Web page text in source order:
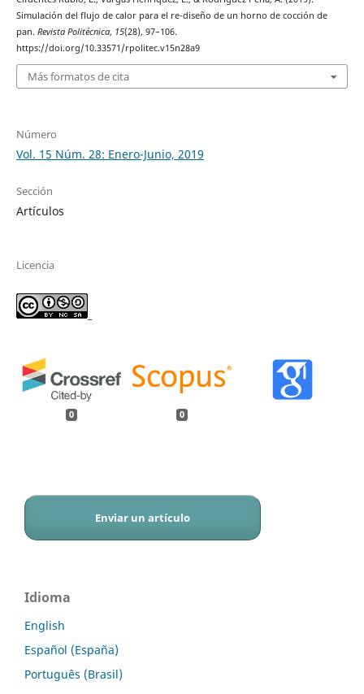
Simulación del flujo de calor para el re-diseño de un horno de cocción de
pan. Revista Politécnica, 15(28), 97–106.
https://doi.org/10.33571/rpolitec.v15n28a9
Más formatos de cita
Número
Vol. 15 Núm. 28: Enero-Junio, 2019
Sección
Artículos
Licencia
_
0 0
Enviar un artículo
Idioma
English
Español (España)
Português (Brasil)